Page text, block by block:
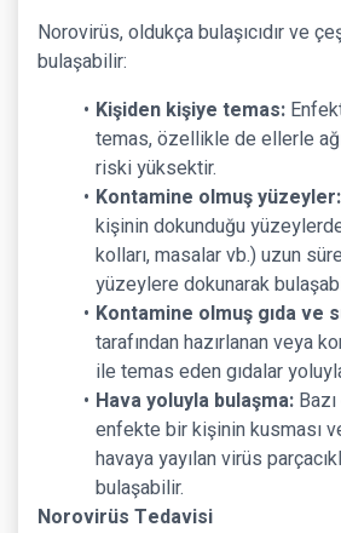
Norovirüs, oldukça bulaşıcıdır ve
bulaşabilir:
Kişiden kişiye temas:
temas, özellikle de ellerle
riski yüksektir.
Kontamine olmuş yüzeyler:
kişinin dokunduğu
kolları, masalar vb.) uzun
yüzeylere dokunarak
Kontamine olmuş gıda ve
tarafından hazırlanan veya
ile temas eden gıdalar
Hava yoluyla bulaşma:
enfekte bir kişinin kusması
havaya yayılan virüs
bulaşabilir.
Norovirüs Tedavisi